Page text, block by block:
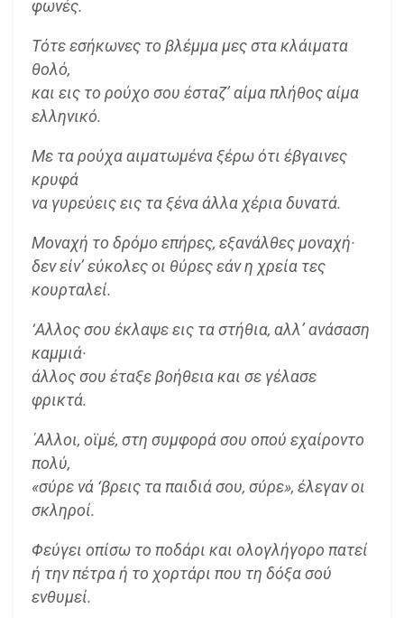
φωνές.
Τότε εσήκωνες το βλέμμα μες στα κλάιματα
θολό,
και εις το ρούχο σου έσταζ’ αίμα πλήθος αίμα
ελληνικό.
Με τα ρούχα αιματωμένα ξέρω ότι έβγαινες
κρυφά
να γυρεύεις εις τα ξένα άλλα χέρια δυνατά.
Μοναχή το δρόμο επήρες, εξανάλθες μοναχή·
δεν είν’ εύκολες οι θύρες εάν η χρεία τες
κουρταλεί.
‘Αλλος σου έκλαψε εις τα στήθια, αλλ’ ανάσαση
καμμιά·
άλλος σου έταξε βοήθεια και σε γέλασε
φρικτά.
΄Αλλοι, οϊμέ, στη συμφορά σου οπού εχαίροντο
πολύ,
«σύρε νά ‘βρεις τα παιδιά σου, σύρε», έλεγαν οι
σκληροί.
Φεύγει οπίσω το ποδάρι και ολογλήγορο πατεί
ή την πέτρα ή το χορτάρι που τη δόξα σού
ενθυμεί.